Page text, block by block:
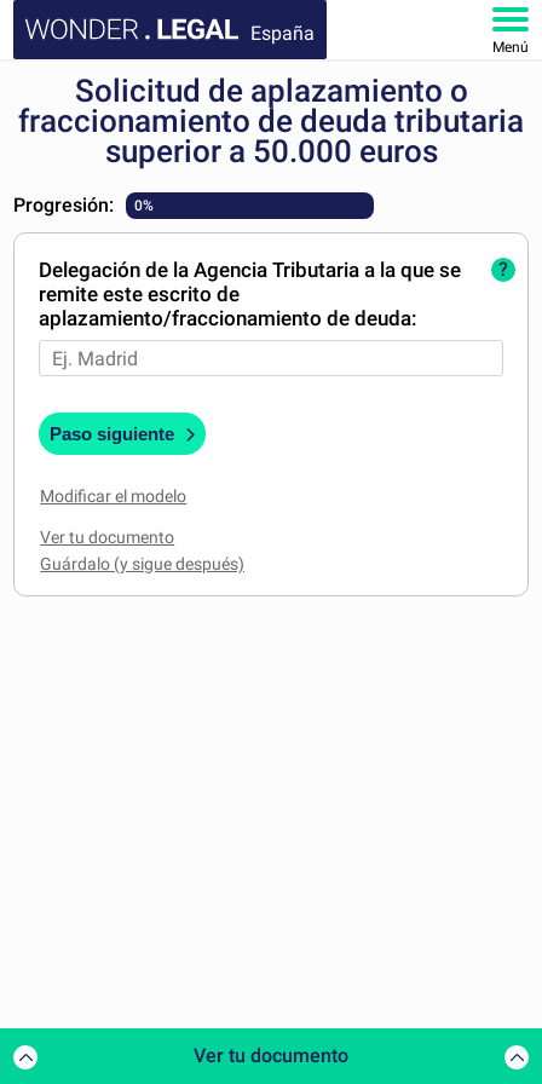
España
Menú
INICIO
DOCUMENTOS
FAQ
MI CUENTA
Solicitud de aplazamiento o
fraccionamiento de deuda tributaria
superior a 50.000 euros
Progresión: 0%
Delegación de la Agencia Tributaria a la que se
remite este escrito de
aplazamiento/fraccionamiento de deuda:
?
Paso siguiente
Modificar el modelo
Ver tu documento
Ver tu documento